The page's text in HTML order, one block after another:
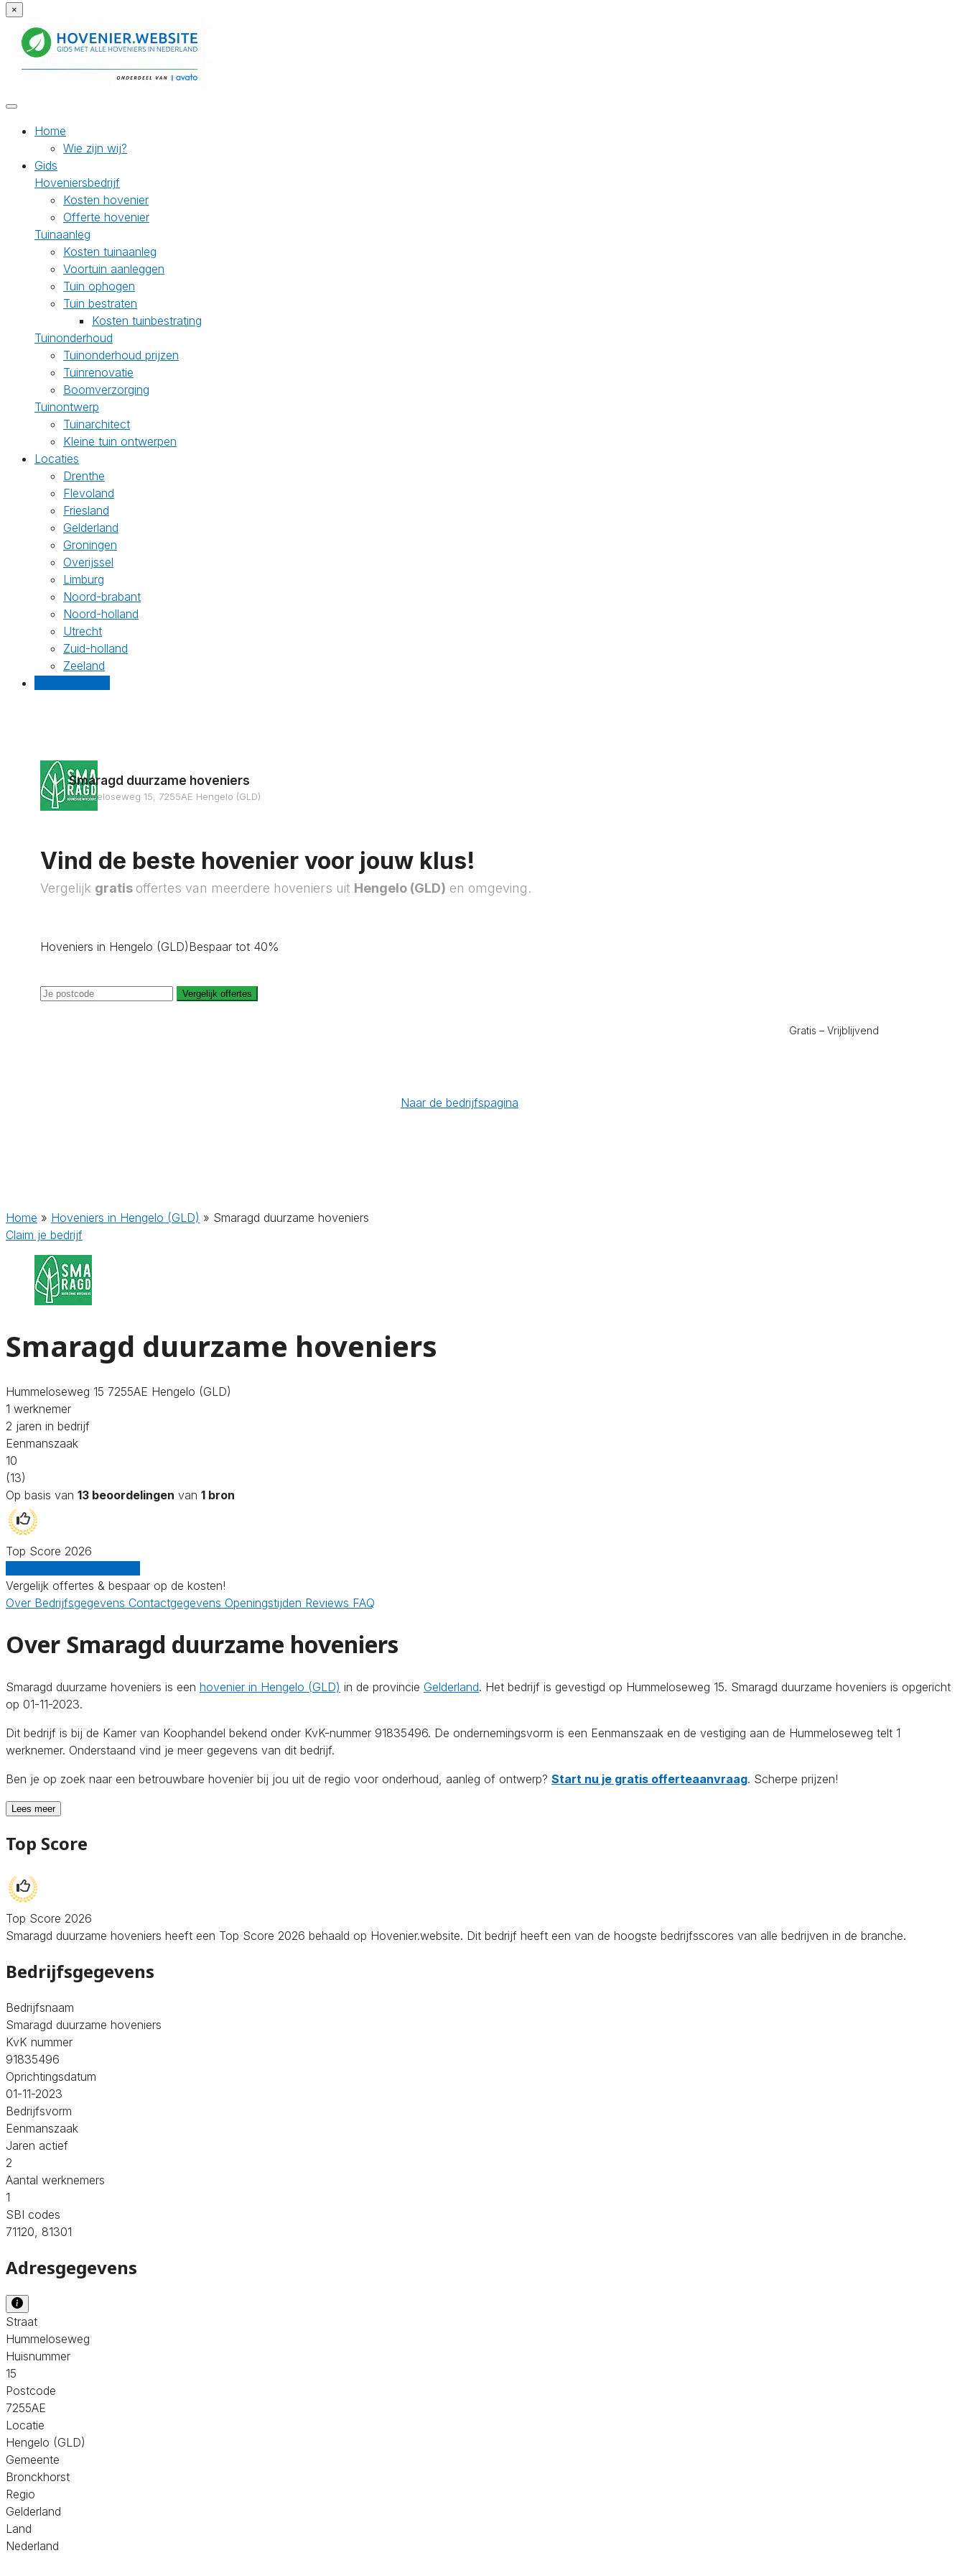
×
Home
Wie zijn wij?
Gids
Hoveniersbedrijf
Kosten hovenier
Offerte hovenier
Tuinaanleg
Kosten tuinaanleg
Voortuin aanleggen
Tuin ophogen
Tuin bestraten
Kosten tuinbestrating
Tuinonderhoud
Tuinonderhoud prijzen
Tuinrenovatie
Boomverzorging
Tuinontwerp
Tuinarchitect
Kleine tuin ontwerpen
Locaties
Drenthe
Flevoland
Friesland
Gelderland
Groningen
Overijssel
Limburg
Noord-brabant
Noord-holland
Utrecht
Zuid-holland
Zeeland
Smaragd duurzame hoveniers
Hummeloseweg 15, 7255AE Hengelo (GLD)
Vind de beste hovenier voor jouw klus!
Vergelijk gratis offertes van meerdere hoveniers uit Hengelo (GLD) en omgeving.
Hoveniers in Hengelo (GLD)Bespaar tot 40%
Vergelijk offertes
Gratis – Vrijblijvend
Naar de bedrijfspagina
Home » Hoveniers in Hengelo (GLD) » Smaragd duurzame hoveniers
Claim je bedrijf
Smaragd duurzame hoveniers
Hummeloseweg 15 7255AE Hengelo (GLD)
1 werknemer
2 jaren in bedrijf
Eenmanszaak
10
(13)
Op basis van 13 beoordelingen van 1 bron
Top Score 2026
Vergelijk offertes & bespaar op de kosten!
Over Bedrijfsgegevens Contactgegevens Openingstijden Reviews FAQ
Over Smaragd duurzame hoveniers
Smaragd duurzame hoveniers is een hovenier in Hengelo (GLD) in de provincie Gelderland. Het bedrijf is gevestigd op Hummeloseweg 15. Smaragd duurzame hoveniers is opgericht
op 01-11-2023.
Dit bedrijf is bij de Kamer van Koophandel bekend onder KvK-nummer 91835496. De ondernemingsvorm is een Eenmanszaak en de vestiging aan de Hummeloseweg telt 1
werknemer. Onderstaand vind je meer gegevens van dit bedrijf.
Ben je op zoek naar een betrouwbare hovenier bij jou uit de regio voor onderhoud, aanleg of ontwerp? Start nu je gratis offerteaanvraag. Scherpe prijzen!
Lees meer
Top Score
Top Score 2026
Smaragd duurzame hoveniers heeft een Top Score 2026 behaald op Hovenier.website. Dit bedrijf heeft een van de hoogste bedrijfsscores van alle bedrijven in de branche.
Bedrijfsgegevens
Bedrijfsnaam
Smaragd duurzame hoveniers
KvK nummer
91835496
Oprichtingsdatum
01-11-2023
Bedrijfsvorm
Eenmanszaak
Jaren actief
2
Aantal werknemers
1
SBI codes
71120, 81301
Adresgegevens
Straat
Hummeloseweg
Huisnummer
15
Postcode
7255AE
Locatie
Hengelo (GLD)
Gemeente
Bronckhorst
Regio
Gelderland
Land
Nederland